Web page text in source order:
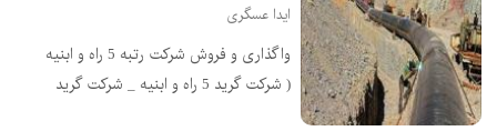
ایدا عسگری
واگذاری و فروش شرکت رتبه 5 راه و ابنیه
( شرکت گرید 5 راه و ابنیه _ شرکت گرید